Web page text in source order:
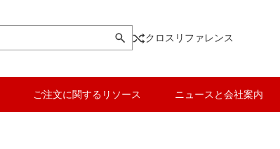
クロスリファレンス
ご注文に関するリソース ニュースと会社案内